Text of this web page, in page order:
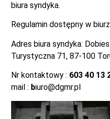
biura syndyka.
Regulamin dostępny w
Adres biura syndyka:
Turystyczna 71, 87-100
Nr kontaktowy : 603 40 13
mail : biuro@dgmr.pl